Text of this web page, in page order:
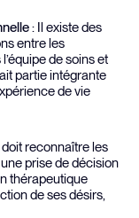
: Il existe des
entre les
de soins et
partie intégrante
de vie
reconnaître les
prise de décision
thérapeutique
de ses désirs,